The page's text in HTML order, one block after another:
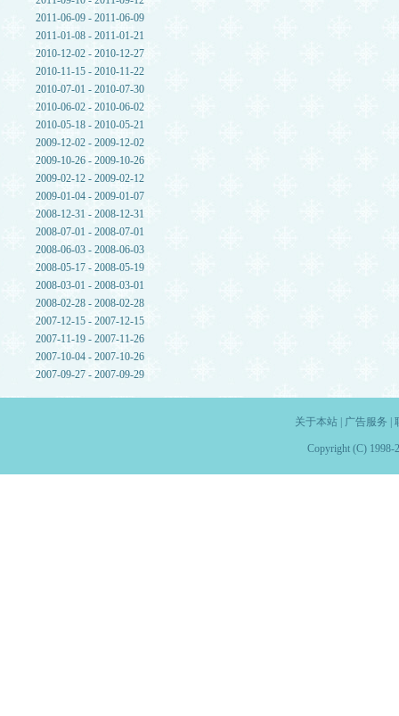
2011-06-09 - 2011-06-09
2011-01-08 - 2011-01-21
2010-12-02 - 2010-12-27
2010-11-15 - 2010-11-22
2010-07-01 - 2010-07-30
2010-06-02 - 2010-06-02
2010-05-18 - 2010-05-21
2009-12-02 - 2009-12-02
2009-10-26 - 2009-10-26
2009-02-12 - 2009-02-12
2009-01-04 - 2009-01-07
2008-12-31 - 2008-12-31
2008-07-01 - 2008-07-01
2008-06-03 - 2008-06-03
2008-05-17 - 2008-05-19
2008-03-01 - 2008-03-01
2008-02-28 - 2008-02-28
2007-12-15 - 2007-12-15
2007-11-19 - 2007-11-26
2007-10-04 - 2007-10-26
2007-09-27 - 2007-09-29
关于本站| 广告服务
Copyright (C) 1998-